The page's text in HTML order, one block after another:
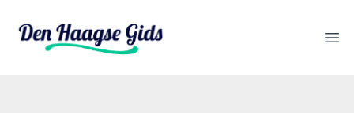
denhaagsegids.nl